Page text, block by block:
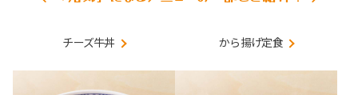
チーズ牛丼 から揚げ定食